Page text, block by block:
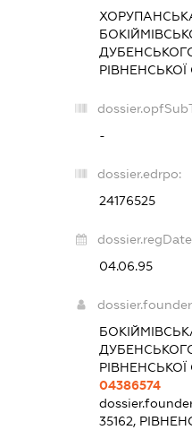
РІВНЕНСЬКОЇ
-
dossier.edrpo:
24176525
04.06.95
РІВНЕНСЬКОЇ
04386574
35162,